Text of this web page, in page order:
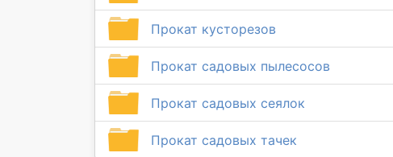
Прокат кусторезов
Прокат садовых пылесосов
Прокат садовых сеялок
Прокат садовых тачек